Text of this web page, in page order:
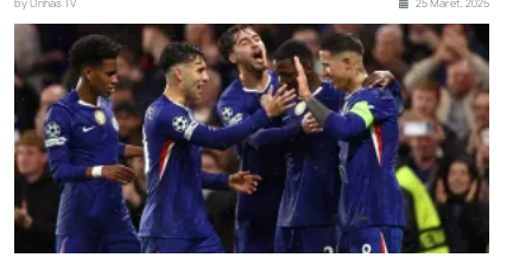
by Unhas TV 25 Maret, 2025